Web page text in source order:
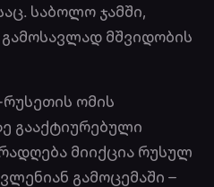
საბოლო ჯამში,
მშვიდობის
ომის
გააქტიურებული
მიიქცია რუსულ
გამოცემაში –